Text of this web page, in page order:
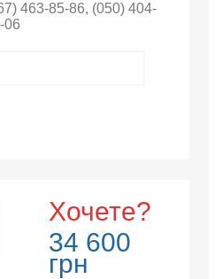
463-85-86, (050) 404-
06
Хочете?
34 600
грн